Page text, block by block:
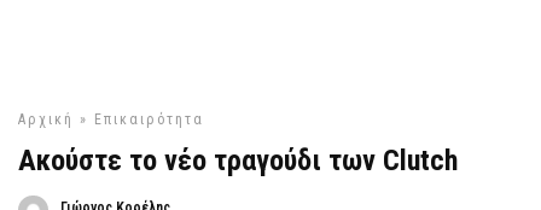
Αρχική » Επικαιρότητα
Ακούστε το νέο τραγούδι των Clutch